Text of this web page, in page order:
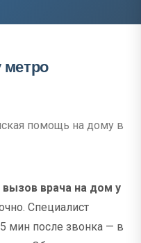
метро
помощь на дому в
вызов врача на дом у
Специалист
мин после звонка — в